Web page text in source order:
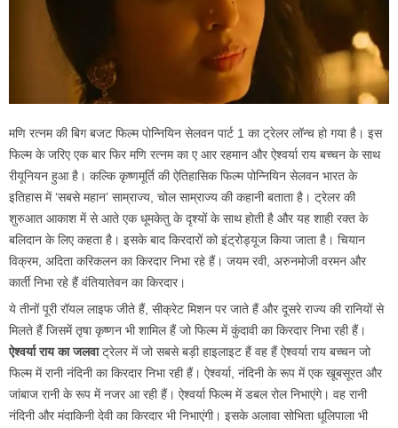
मणि रत्नम की बिग बजट फिल्म पोन्नियिन सेलवन पार्ट 1 का ट्रेलर लॉन्च हो गया है। इस
फिल्म के जरिए एक बार फिर मणि रत्नम का ए आर रहमान और ऐश्वर्या राय बच्चन के साथ
रीयूनियन हुआ है। कल्कि कृष्णमूर्ति की ऐतिहासिक फिल्म पोन्नियिन सेलवन भारत के
इतिहास में ‘सबसे महान’ साम्राज्य, चोल साम्राज्य की कहानी बताता है। ट्रेलर की
शुरुआत आकाश में से आते एक धूमकेतु के दृश्यों के साथ होती है और यह शाही रक्त के
बलिदान के लिए कहता है। इसके बाद किरदारों को इंट्रोड्यूज किया जाता है। चियान
विक्रम, अदिता करिकलन का किरदार निभा रहे हैं। जयम रवी, अरुनमोजी वरमन और
कार्ती निभा रहे हैं वंतियातेवन का किरदार।
ये तीनों पूरी रॉयल लाइफ जीते हैं, सीक्रेट मिशन पर जाते हैं और दूसरे राज्य की रानियों से
मिलते हैं जिसमें तृषा कृष्णन भी शामिल हैं जो फिल्म में कुंदावी का किरदार निभा रही हैं।
ऐश्वर्या राय का जलवाट्रेलर में जो सबसे बड़ी हाइलाइट हैं वह हैं ऐश्वर्या राय बच्चन जो
फिल्म में रानी नंदिनी का किरदार निभा रही हैं। ऐश्वर्या, नंदिनी के रूप में एक खूबसूरत और
जांबाज रानी के रूप में नजर आ रही हैं। ऐश्वर्या फिल्म में डबल रोल निभाएंगे। वह रानी
नंदिनी और मंदाकिनी देवी का किरदार भी निभाएंगी। इसके अलावा सोभिता धूलिपाला भी